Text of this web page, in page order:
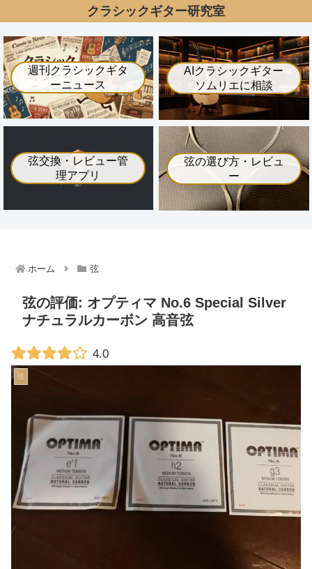
クラシックギター研究室
週刊クラシックギタ
ーニュース
AIクラシックギター
ソムリエに相談
弦交換・レビュー管
理アプリ
弦の選び方・レビュ
ー
ホーム 弦
弦の評価: オプティマ No.6 Special Silver
ナチュラルカーボン 高音弦
4.0
弦